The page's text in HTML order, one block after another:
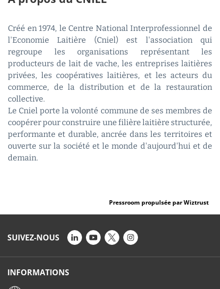
Créé en 1974, le Centre National Interprofessionnel de
l'Economie Laitière (Cniel) est l'association qui
regroupe les organisations représentant les
producteurs de lait de vache, les entreprises laitières
privées, les coopératives laitières, et les acteurs du
commerce, de la distribution et de la restauration
collective.
Le Cniel porte la volonté commune de ses membres de
coopérer pour construire une filière laitière structurée,
performante et durable, ancrée dans les territoires et
ouverte sur la société et le monde d'aujourd'hui et de
demain.
Pressroom propulsée par Wiztrust
SUIVEZ-NOUS
INFORMATIONS